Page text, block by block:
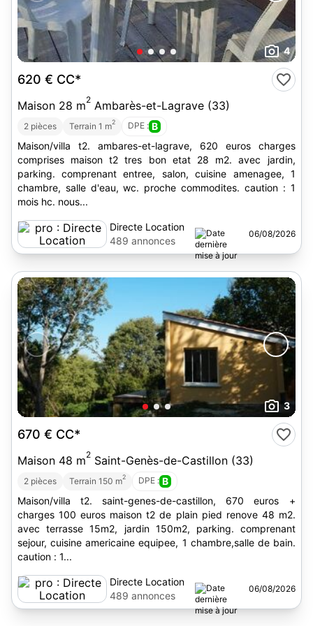
4
620 € CC*
Maison 28 m2 Ambarès-et-Lagrave (33)
2 pièces Terrain 1 m2 DPE : B
Maison/villa t2. ambares-et-lagrave, 620 euros charges
comprises maison t2 tres bon etat 28 m2. avec jardin,
parking. comprenant entree, salon, cuisine amenagee, 1
chambre, salle d'eau, wc. proche commodites. caution : 1
mois hc. nous...
Directe Location
489 annonces
06/08/2026
3
670 € CC*
Maison 48 m2 Saint-Genès-de-Castillon (33)
2 pièces Terrain 150 m2 DPE : B
Maison/villa t2. saint-genes-de-castillon, 670 euros +
charges 100 euros maison t2 de plain pied renove 48 m2.
avec terrasse 15m2, jardin 150m2, parking. comprenant
sejour, cuisine americaine equipee, 1 chambre,salle de bain.
caution : 1...
Directe Location
489 annonces
06/08/2026